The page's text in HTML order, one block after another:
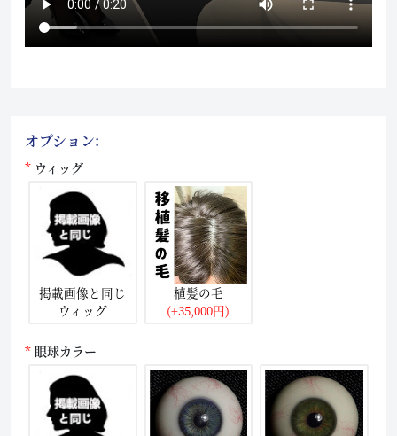
オプション:
ウィッグ
掲載画像と同じ
ウィッグ
植髪の毛
(+35,000円)
眼球カラー